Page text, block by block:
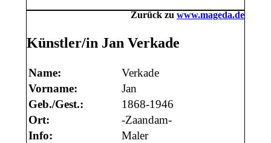
Zurück zu www.mageda.de
Künstler/in Jan Verkade
Name:
Verkade
Vorname:
Jan
Geb./Gest.:
1868-1946
Ort:
-Zaandam-
Info:
Maler